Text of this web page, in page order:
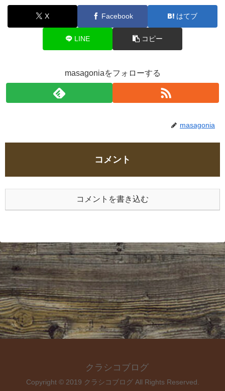
X Facebook はてブ
LINE コピー
masagoniaをフォローする
masagonia
コメント
コメントを書き込む
クラシコブログ
Copyright © 2019 クラシコブログ All Rights Reserved.